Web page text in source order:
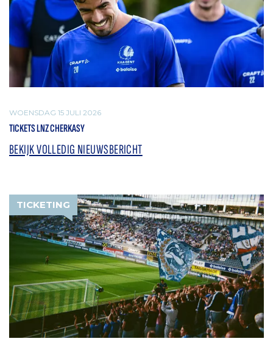
WOENSDAG 15 JULI 2026
TICKETS LNZ CHERKASY
BEKIJK VOLLEDIG NIEUWSBERICHT
TICKETING